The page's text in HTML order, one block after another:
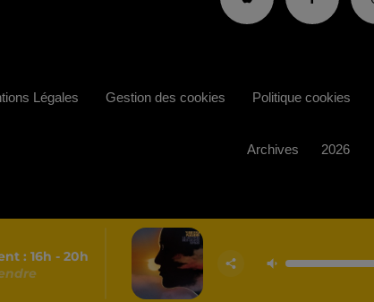
: 16h - 20h
Légales Gestion des cookies Politique cookies
Archives 2026